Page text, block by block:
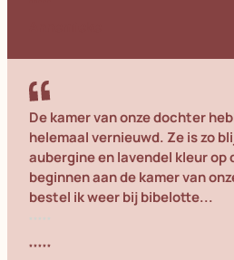
De kamer van onze dochter
helemaal vernieuwd. Ze is zo
aubergine en lavendel kleur op
beginnen aan de kamer van
bestel ik weer bij bibelotte...